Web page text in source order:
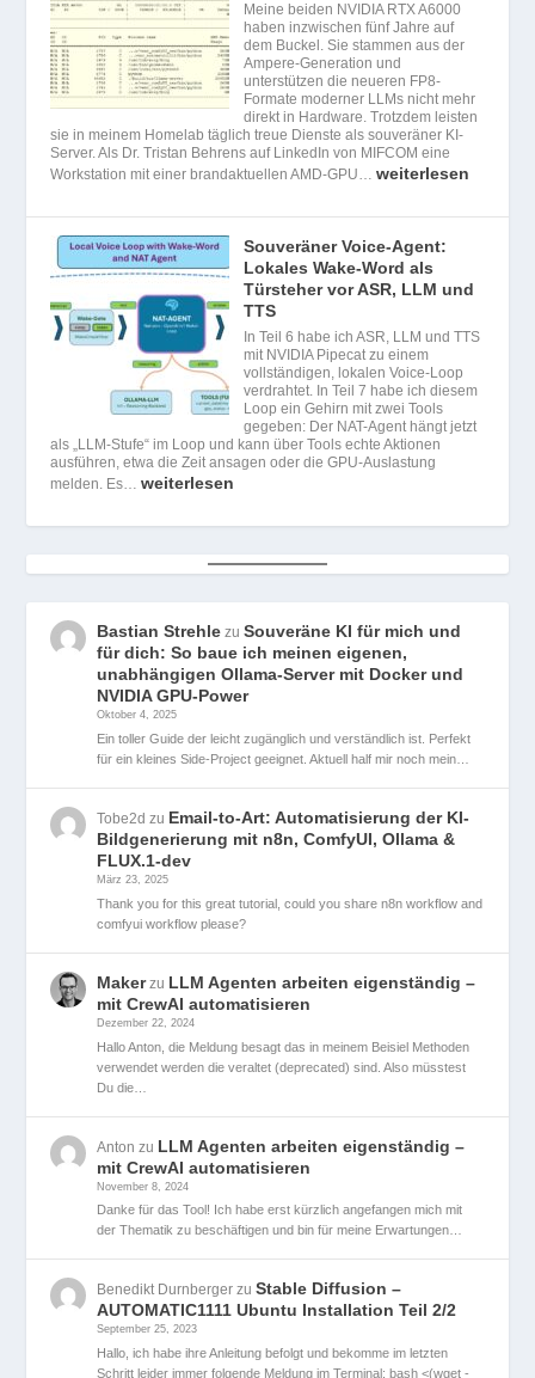
Meine beiden NVIDIA RTX A6000
haben inzwischen fünf Jahre auf
dem Buckel. Sie stammen aus der
Ampere-Generation und
unterstützen die neueren FP8-
Formate moderner LLMs nicht mehr
direkt in Hardware. Trotzdem leisten
sie in meinem Homelab täglich treue Dienste als souveräner KI-
Server. Als Dr. Tristan Behrens auf LinkedIn von MIFCOM eine
Workstation mit einer brandaktuellen AMD-GPU…weiterlesen
Souveräner Voice-Agent:
Lokales Wake-Word als
Türsteher vor ASR, LLM und
TTS
In Teil 6 habe ich ASR, LLM und TTS
mit NVIDIA Pipecat zu einem
vollständigen, lokalen Voice-Loop
verdrahtet. In Teil 7 habe ich diesem
Loop ein Gehirn mit zwei Tools
gegeben: Der NAT-Agent hängt jetzt
als „LLM-Stufe“ im Loop und kann über Tools echte Aktionen
ausführen, etwa die Zeit ansagen oder die GPU-Auslastung
melden. Es…weiterlesen
Bastian Strehle zuSouveräne KI für mich und
für dich: So baue ich meinen eigenen,
unabhängigen Ollama-Server mit Docker und
NVIDIA GPU-Power
Oktober 4, 2025
Ein toller Guide der leicht zugänglich und verständlich ist. Perfekt
für ein kleines Side-Project geeignet. Aktuell half mir noch mein…
Tobe2d zu Email-to-Art: Automatisierung der KI-
Bildgenerierung mit n8n, ComfyUI, Ollama &
FLUX.1-dev
März 23, 2025
Thank you for this great tutorial, could you share n8n workflow and
comfyui workflow please?
Makerzu LLM Agenten arbeiten eigenständig –
mit CrewAI automatisieren
Dezember 22, 2024
Hallo Anton, die Meldung besagt das in meinem Beisiel Methoden
verwendet werden die veraltet (deprecated) sind. Also müsstest
Du die…
Anton zu LLM Agenten arbeiten eigenständig –
mit CrewAI automatisieren
November 8, 2024
Danke für das Tool! Ich habe erst kürzlich angefangen mich mit
der Thematik zu beschäftigen und bin für meine Erwartungen…
Benedikt Durnberger zuStable Diffusion –
AUTOMATIC1111 Ubuntu Installation Teil 2/2
September 25, 2023
Hallo, ich habe ihre Anleitung befolgt und bekomme im letzten
Schritt leider immer folgende Meldung im Terminal: bash <(wget -